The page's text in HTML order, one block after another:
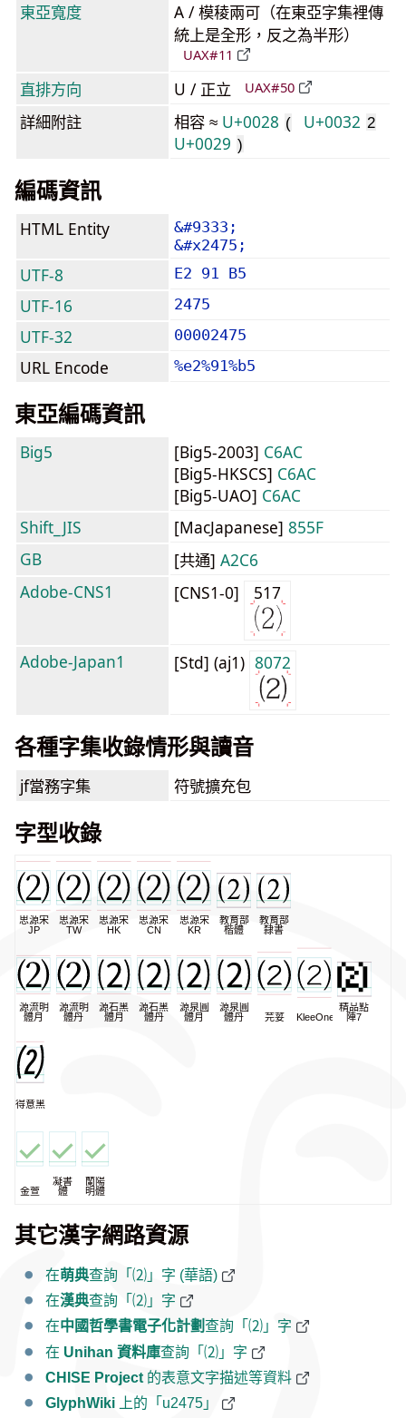
東亞寬度
A / 模稜兩可（在東亞字集裡傳
統上是全形，反之為半形）
UAX#11
直排方向 U / 正立 UAX#50
詳細附註 相容 ≈ U+0028 ( U+0032 2
U+0029 )
編碼資訊
HTML Entity
&#9333;
&#x2475;
UTF-8 E2 91 B5
UTF-16 2475
UTF-32 00002475
URL Encode %e2%91%b5
東亞編碼資訊
Big5 [Big5-2003] C6AC
[Big5-HKSCS] C6AC
[Big5-UAO] C6AC
Shift_JIS
[MacJapanese] 855F
GB
[共通] A2C6
Adobe-CNS1
[CNS1-0] 517
Adobe-Japan1 [Std] (aj1) 8072
各種字集收錄情形與讀音
jf當務字集 符號擴充包
字型收錄
思源宋
JP
思源宋
TW
思源宋
HK
思源宋
CN
思源宋
KR
教育部
楷體
教育部
隸書
源流明
體月
源流明
體丹
源石黑
體月
源石黑
體丹
源泉圓
體月
源泉圓
體丹
芫荽 KleeOne
精品點
陣7
得意黑
金萱
凝書
體
蘭陽
明體
其它漢字網路資源
在萌典查詢「⑵」字 (華語)
在漢典查詢「⑵」字
在中國哲學書電子化計劃查詢「⑵」字
在 Unihan 資料庫查詢「⑵」字
CHISE Project 的表意文字描述等資料
GlyphWiki 上的「u2475」